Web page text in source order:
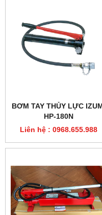
BƠM TAY THỦY LỰC IZUMI
Liên hệ : 0968.655.988
BƠM TAY THỦY LỰC
ENPOS EJP-2A